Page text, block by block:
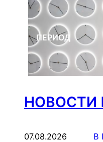
ПЕРИОД
НОВОСТИ
07.08.2026
В